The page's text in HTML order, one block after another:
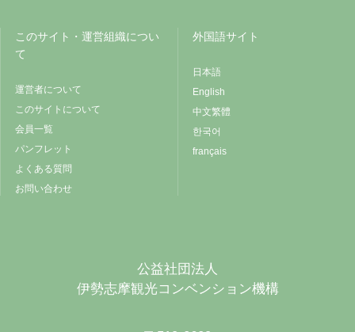
このサイト・運営組織につい
て
運営者について
このサイトについて
会員一覧
パンフレット
よくある質問
お問い合わせ
外国語サイト
日本語
English
中文繁體
한국어
français
公益社団法人
伊勢志摩観光コンベンション機構